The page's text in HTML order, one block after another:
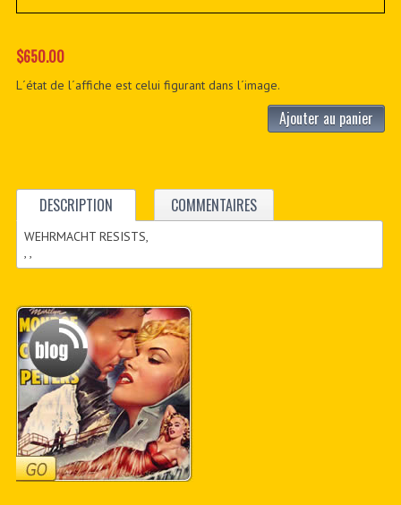
$650.00
L´état de l´affiche est celui figurant dans l´image.
Ajouter au panier
DESCRIPTION COMMENTAIRES
WEHRMACHT RESISTS,
, ,